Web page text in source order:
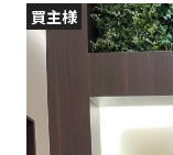
買主様